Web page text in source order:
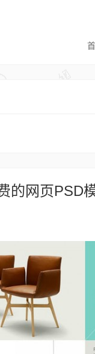
的网页PSD